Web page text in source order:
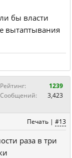
бы власти
вытаптывания
Рейтинг:
1239
Сообщений:
3,423
Печать | #13
раза в три